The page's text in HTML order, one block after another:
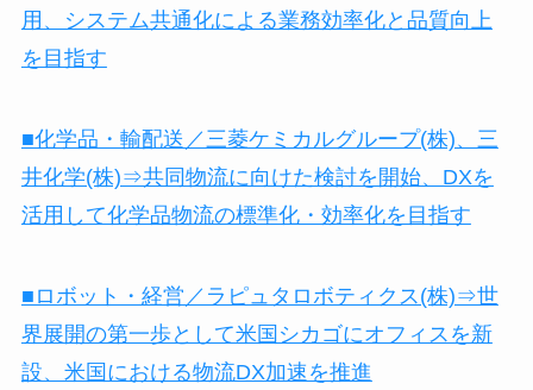
用、システム共通化による業務効率化と品質向上
を目指す
■化学品・輸配送／三菱ケミカルグループ(株)、三
井化学(株)⇒共同物流に向けた検討を開始、DXを
活用して化学品物流の標準化・効率化を目指す
■ロボット・経営／ラピュタロボティクス(株)⇒世
界展開の第一歩として米国シカゴにオフィスを新
設、米国における物流DX加速を推進